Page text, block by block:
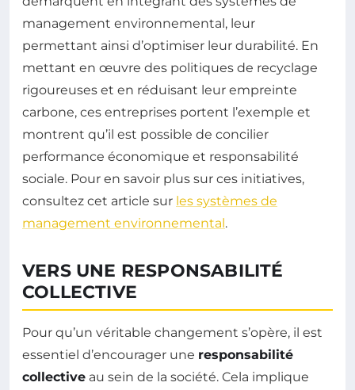
management environnemental, leur
permettant ainsi d’optimiser leur durabilité. En
mettant en œuvre des politiques de recyclage
rigoureuses et en réduisant leur empreinte
carbone, ces entreprises portent l’exemple et
montrent qu’il est possible de concilier
performance économique et responsabilité
sociale. Pour en savoir plus sur ces initiatives,
consultez cet article sur les systèmes de
management environnemental.
VERS UNE RESPONSABILITÉ
COLLECTIVE
Pour qu’un véritable changement s’opère, il est
essentiel d’encourager une responsabilité
collective au sein de la société. Cela implique